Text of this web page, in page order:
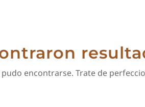
encontrarse. Trate de